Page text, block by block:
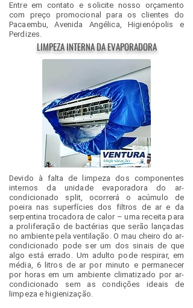
Entre em contato e solicite nosso orçamento
com preço promocional para os clientes do
Pacaembu, Avenida Angélica, Higienópolis e
Perdizes.
LIMPEZA INTERNA DA EVAPORADORA
Devido à falta de limpeza dos componentes
internos da unidade evaporadora do ar-
condicionado split, ocorrerá o acúmulo de
poeira nas superfícies dos filtros de ar e da
serpentina trocadora de calor – uma receita para
a proliferação de bactérias que serão lançadas
no ambiente pela ventilação. O mau cheiro do ar-
condicionado pode ser um dos sinais de que
algo está errado. Um adulto pode respirar, em
média, 6 litros de ar por minuto e permanecer
por horas em um ambiente climatizado por ar-
condicionado sem as condições ideais de
limpeza e higienização.